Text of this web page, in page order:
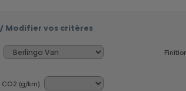
Modifier vos critères
CO2 (g/km)